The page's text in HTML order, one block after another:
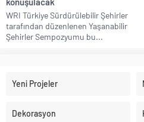
WRI Türkiye Sürdürülebilir Şehirler
tarafından düzenlenen Yaşanabilir
Şehirler Sempozyumu bu...
Yeni Projeler
Dekorasyon